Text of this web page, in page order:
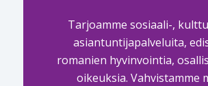
Tarjoamme sosiaali-,
asiantuntijapalveluita,
romanien hyvinvointia,
oikeuksia. Vahvistamme